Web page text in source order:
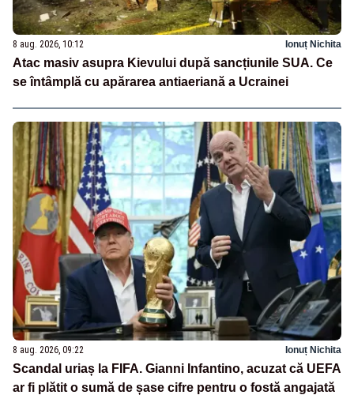
8 aug. 2026, 10:12 Ionuț Nichita
Atac masiv asupra Kievului după sancțiunile SUA. Ce
se întâmplă cu apărarea antiaeriană a Ucrainei
8 aug. 2026, 09:22 Ionuț Nichita
Scandal uriaș la FIFA. Gianni Infantino, acuzat că UEFA
ar fi plătit o sumă de șase cifre pentru o fostă angajată